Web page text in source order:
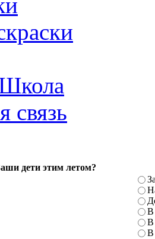
связь
дети этим летом?
В
В
В